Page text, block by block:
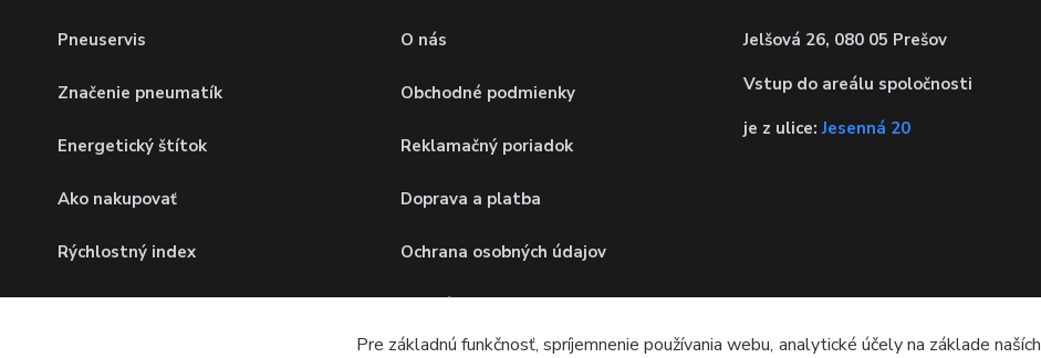
Pneuservis
Značenie pneumatík
Energetický štítok
Ako nakupovať
Rýchlostný index
Hmotnostný index
O nás
Obchodné podmienky
Reklamačný poriadok
Doprava a platba
Ochrana osobných údajov
Odstúpenie od zmluvy
Jelšová 26, 080 05 Prešov
Vstup do areálu spoločnosti
je z ulice: Jesenná 20
Pre základnú funkčnosť, spríjemnenie používania webu, analytické účely na základe naších